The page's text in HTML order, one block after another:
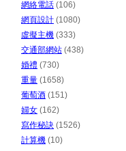
網絡電話 (106)
網頁設計 (1080)
虛擬主機 (333)
交通部網站 (438)
婚禮 (730)
重量 (1658)
葡萄酒 (151)
婦女 (162)
寫作秘訣 (1526)
計算機 (10)